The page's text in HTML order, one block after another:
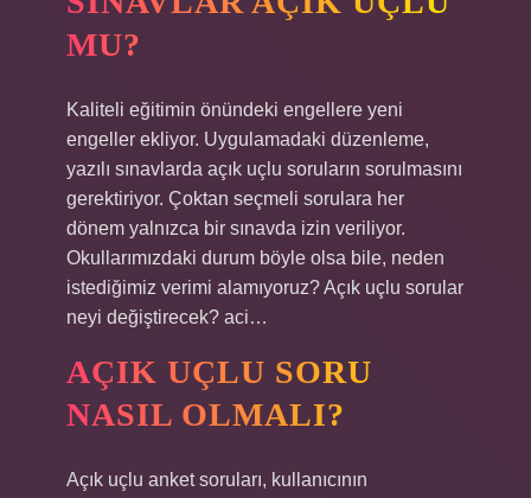
MU?
Kaliteli eğitimin önündeki engellere yeni
engeller ekliyor. Uygulamadaki düzenleme,
yazılı sınavlarda açık uçlu soruların sorulmasını
gerektiriyor. Çoktan seçmeli sorulara her
dönem yalnızca bir sınavda izin veriliyor.
Okullarımızdaki durum böyle olsa bile, neden
istediğimiz verimi alamıyoruz? Açık uçlu sorular
neyi değiştirecek? aci…
AÇIK UÇLU SORU
NASIL OLMALI?
Açık uçlu anket soruları, kullanıcının